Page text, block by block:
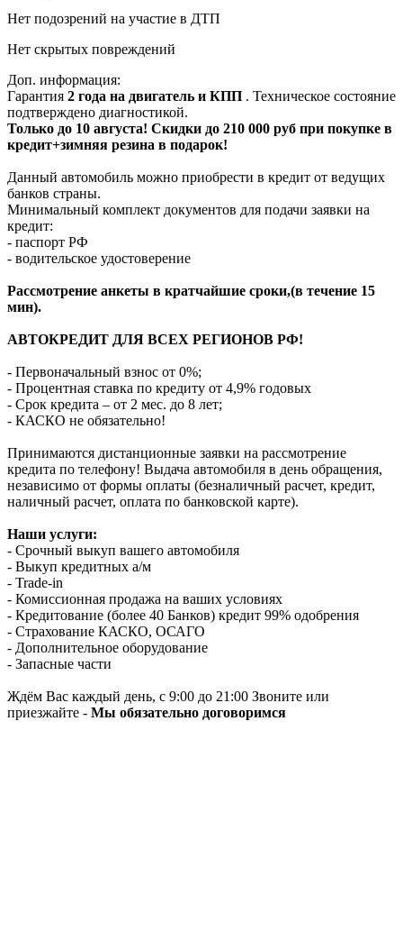
Нет подозрений на участие в ДТП
Нет скрытых повреждений
Доп. информация:
Гарантия 2 года на двигатель и КПП . Техническое состояние
подтверждено диагностикой.
Только до 10 августа! Скидки до 210 000 руб при покупке в
кредит+зимняя резина в подарок!
Данный автомобиль можно приобрести в кредит от ведущих
банков страны.
Минимальный комплект документов для подачи заявки на
кредит:
- паспорт РФ
- водительское удостоверение
Рассмотрение анкеты в кратчайшие сроки,(в течение 15
мин).
АВТОКРЕДИТ ДЛЯ ВСЕХ РЕГИОНОВ РФ!
- Первоначальный взнос от 0%;
- Процентная ставка по кредиту от 4,9% годовых
- Срок кредита – от 2 мес. до 8 лет;
- КАСКО не обязательно!
Принимаются дистанционные заявки на рассмотрение
кредита по телефону! Выдача автомобиля в день обращения,
независимо от формы оплаты (безналичный расчет, кредит,
наличный расчет, оплата по банковской карте).
Наши услуги:
- Срочный выкуп вашего автомобиля
- Выкуп кредитных а/м
- Trade-in
- Комиссионная продажа на ваших условиях
- Кредитование (более 40 Банков) кредит 99% одобрения
- Страхование КАСКО, ОСАГО
- Дополнительное оборудование
- Запасные части
Ждём Вас каждый день, с 9:00 до 21:00 Звоните или
приезжайте - Мы обязательно договоримся